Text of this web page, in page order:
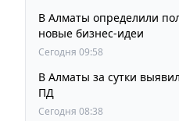
В Алматы определили
новые бизнес-идеи
Сегодня 09:58
В Алматы за сутки
ПД
Сегодня 08:38